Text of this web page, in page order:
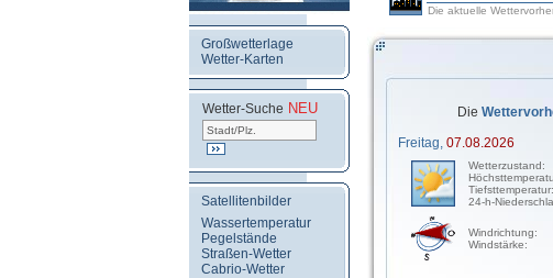
Großwetterlage
Wetter-Karten
Wetter-Suche NEU
Satellitenbilder
Wassertemperatur
Pegelstände
Straßen-Wetter
Cabrio-Wetter
Die aktuelle
Die
Freitag, 07.08.2026
Wetterzustand:
Tiefsttemperatur:
24-h-
Windrichtung:
Windstärke: